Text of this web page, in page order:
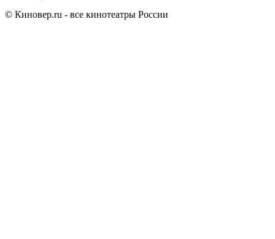
© Киновер.ru - все кинотеатры России